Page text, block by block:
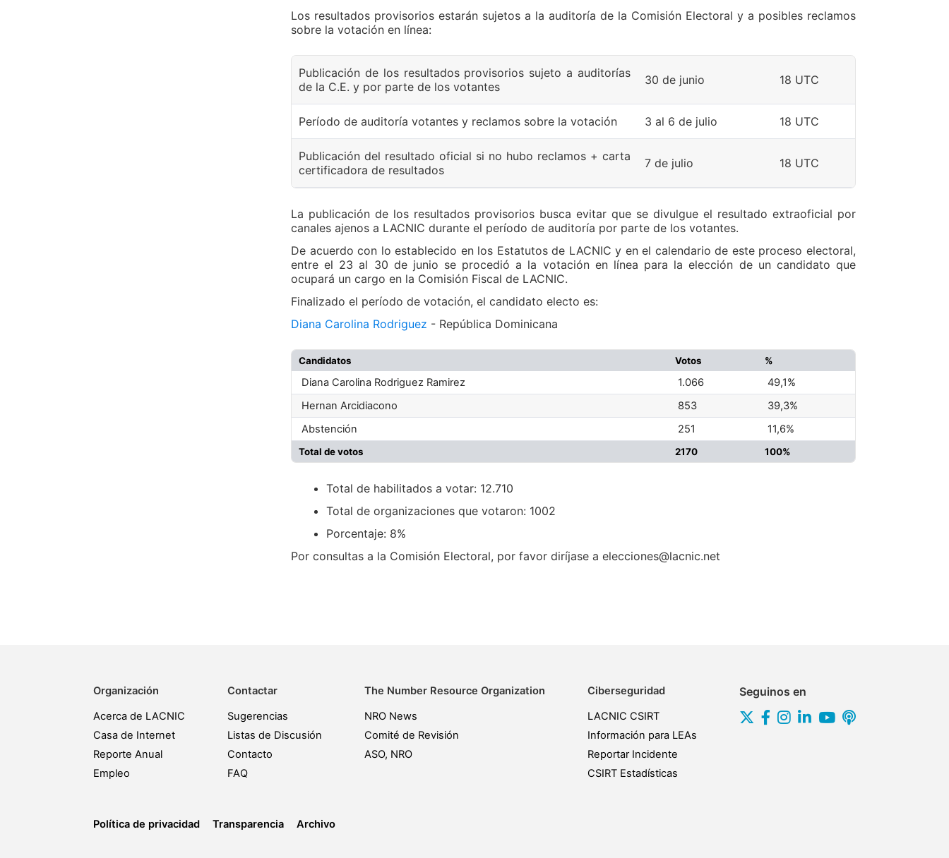
Los resultados provisorios estarán sujetos a la auditoría de la Comisión Electoral y a posibles reclamos
sobre la votación en línea:
Publicación de los resultados provisorios sujeto a auditorías
de la C.E. y por parte de los votantes
30 de junio 18 UTC
Período de auditoría votantes y reclamos sobre la votación 3 al 6 de julio 18 UTC
Publicación del resultado oficial si no hubo reclamos + carta
certificadora de resultados
7 de julio 18 UTC
La publicación de los resultados provisorios busca evitar que se divulgue el resultado extraoficial por
canales ajenos a LACNIC durante el período de auditoría por parte de los votantes.
De acuerdo con lo establecido en los Estatutos de LACNIC y en el calendario de este proceso electoral,
entre el 23 al 30 de junio se procedió a la votación en línea para la elección de un candidato que
ocupará un cargo en la Comisión Fiscal de LACNIC.
Finalizado el período de votación, el candidato electo es:
Diana Carolina Rodriguez - República Dominicana
Candidatos Votos %
Diana Carolina Rodriguez Ramirez 1.066
49,1%
Hernan Arcidiacono
853
39,3%
Abstención
251 11,6%
Total de votos 2170 100%
Total de habilitados a votar: 12.710
Total de organizaciones que votaron: 1002
Porcentaje: 8%
Por consultas a la Comisión Electoral, por favor diríjase a elecciones@lacnic.net
Organización
Acerca de LACNIC
Casa de Internet
Reporte Anual
Empleo
Contactar
Sugerencias
Listas de Discusión
Contacto
FAQ
The Number Resource Organization
NRO News
Comité de Revisión
ASO, NRO
Ciberseguridad
LACNIC CSIRT
Información para LEAs
Reportar Incidente
CSIRT Estadísticas
Política de privacidad Transparencia Archivo
Seguinos en